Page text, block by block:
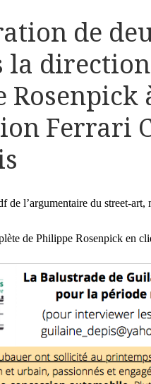
de
la
Rosenpick
Ferrari
de l’argumentaire du street-
de Philippe Rosenpick en